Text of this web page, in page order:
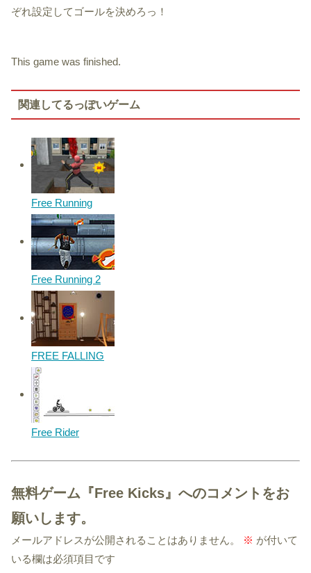
ぞれ設定してゴールを決めろっ！
This game was finished.
関連してるっぽいゲーム
Free Running
Free Running 2
FREE FALLING
Free Rider
無料ゲーム『Free Kicks』へのコメントをお
願いします。
メールアドレスが公開されることはありません。 ※ が付いて
いる欄は必須項目です